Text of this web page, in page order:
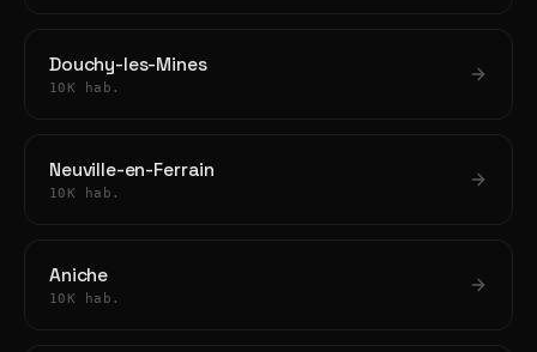
Douchy-les-Mines
10K hab.
Neuville-en-Ferrain
10K hab.
Aniche
10K hab.